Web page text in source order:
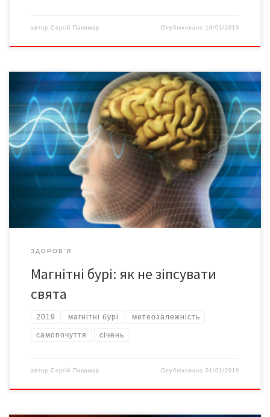
автор Сергій Паламар Опубліковано 18/01/2019
Наприкінці грудня та на початку січня експерти прогнозують
магнітні бурі, які можуть трохи зіпсувати свята. Сплеску
геомагнітного збурення можна очікувати від 3 до 7 січня з
піком 4 січня. І потім, мало не до кінця січня особливо потужні
сонячні сплески не передбачаються. Досвідчені лікарі
надають кілька порад на період геомагнітних […]
ЗДОРОВ'Я
Магнітні бурі: як не зіпсувати
свята
2019 магнітні бурі метеозалежність
самопочуття січень
автор Сергій Паламар Опубліковано01/01/2019